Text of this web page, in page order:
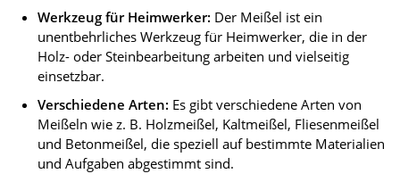
Werkzeug für Heimwerker: Der Meißel ist ein
unentbehrliches Werkzeug für Heimwerker, die in der
Holz- oder Steinbearbeitung arbeiten und vielseitig
einsetzbar.
Verschiedene Arten: Es gibt verschiedene Arten von
Meißeln wie z. B. Holzmeißel, Kaltmeißel, Fliesenmeißel
und Betonmeißel, die speziell auf bestimmte Materialien
und Aufgaben abgestimmt sind.